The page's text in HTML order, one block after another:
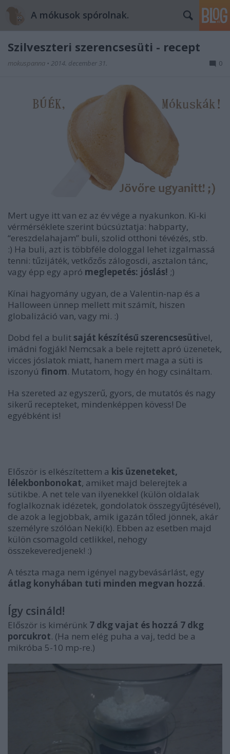
A mókusok spórolnak.
Szilveszteri szerencsesüti - recept
mokuspanna • 2014. december 31. 0
Mert ugye itt van ez az év vége a nyakunkon. Ki-ki
vérmérséklete szerint búcsúztatja: habparty,
“ereszdelahajam” buli, szolid otthoni tévézés, stb.
:) Ha buli, azt is többféle dologgal lehet izgalmassá
tenni: tűzijáték, vetkőzős zálogosdi, asztalon tánc,
vagy épp egy apró meglepetés: jóslás! ;)
Kínai hagyomány ugyan, de a Valentin-nap és a
Halloween ünnep mellett mit számít, hiszen
globalizáció van, vagy mi. :)
Dobd fel a bulitsaját készítésű szerencsesütivel,
imádni fogják! Nemcsak a bele rejtett apró üzenetek,
vicces jóslatok miatt, hanem mert maga a süti is
iszonyú finom. Mutatom, hogy én hogy csináltam.
Ha szereted az egyszerű, gyors, de mutatós és nagy
sikerű recepteket, mindenképpen kövess! De
egyébként is!
Először is elkészítettem a kis üzeneteket,
lélekbonbonokat, amiket majd belerejtek a
sütikbe. A net tele van ilyenekkel (külön oldalak
foglalkoznak idézetek, gondolatok összegyűjtésével),
de azok a legjobbak, amik igazán tőled jönnek, akár
személyre szólóan Neki(k). Ebben az esetben majd
külön csomagold cetlikkel, nehogy
összekeveredjenek! :)
A tészta maga nem igényel nagybevásárlást, egy
átlag konyhában tuti minden megvan hozzá.
Így csináld!
Először is kimérünk 7 dkg vajat és hozzá 7 dkg
porcukrot. (Ha nem elég puha a vaj, tedd be a
mikróba 5-10 mp-re.)